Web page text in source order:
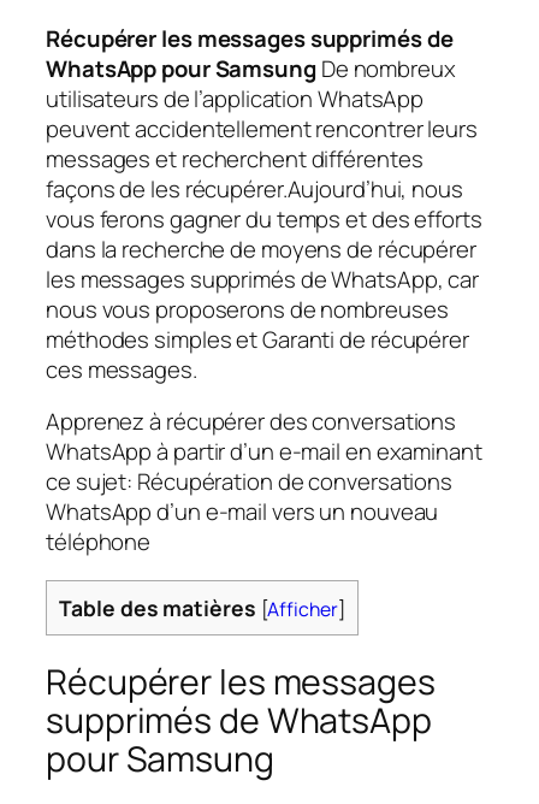
Récupérer les messages supprimés de
WhatsApp pour Samsung De nombreux
utilisateurs de l’application WhatsApp
peuvent accidentellement rencontrer leurs
messages et recherchent différentes
façons de les récupérer.Aujourd’hui, nous
vous ferons gagner du temps et des efforts
dans la recherche de moyens de récupérer
les messages supprimés de WhatsApp, car
nous vous proposerons de nombreuses
méthodes simples et Garanti de récupérer
ces messages.
Apprenez à récupérer des conversations
WhatsApp à partir d’un e-mail en examinant
ce sujet: Récupération de conversations
WhatsApp d’un e-mail vers un nouveau
téléphone
Table des matières [Afficher]
Récupérer les messages
supprimés de WhatsApp
pour Samsung